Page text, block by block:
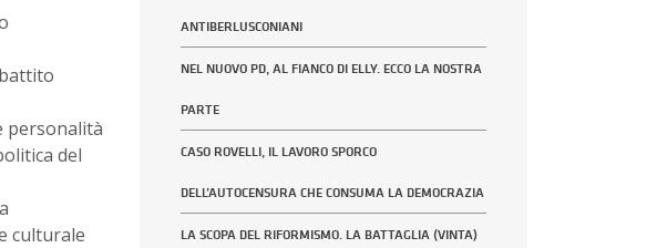
personalità
del
culturale
ANTIBERLUSCONIANI
NEL NUOVO PD, AL FIANCO DI ELLY. ECCO LA NOSTRA
PARTE
CASO ROVELLI, IL LAVORO SPORCO
DELL’AUTOCENSURA CHE CONSUMA LA DEMOCRAZIA
LA SCOPA DEL RIFORMISMO. LA BATTAGLIA (VINTA)